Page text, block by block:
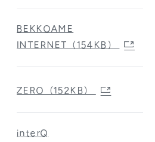
BEKKOAME
INTERNET（154KB）
ZERO（152KB）
interQ